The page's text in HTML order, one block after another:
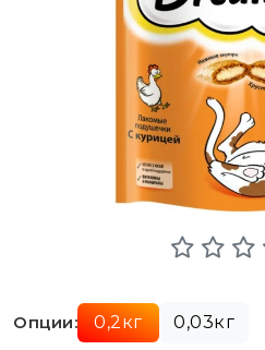
Опции: 0,2кг 0,03кг